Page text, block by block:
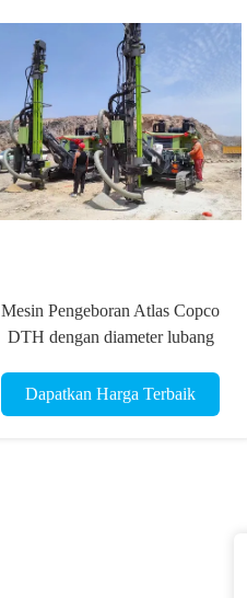
Mesin Pengeboran Atlas Copco
DTH dengan diameter lubang
mm
Dapatkan Harga Terbaik